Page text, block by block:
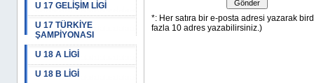
U 17 GELİŞİM LİGİ
U 17 TÜRKİYE
ŞAMPİYONASI
U 18 A LİGİ
U 18 B LİGİ